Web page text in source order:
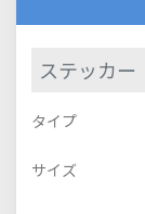
ステッカー
タイプ
サイズ